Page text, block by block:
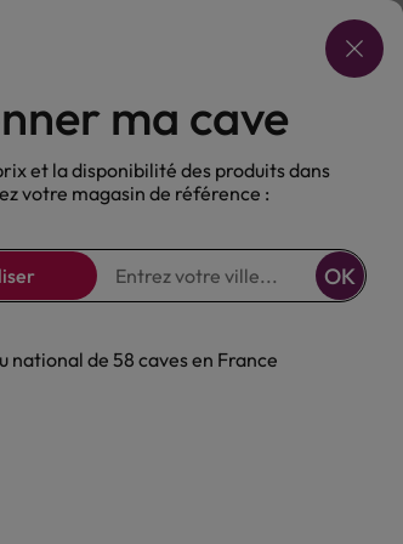
Choisir ma cave
Bières Sans alcool
ma cave
et la disponibilité des produits dans
votre magasin de référence :
OK
national de 58 caves en France